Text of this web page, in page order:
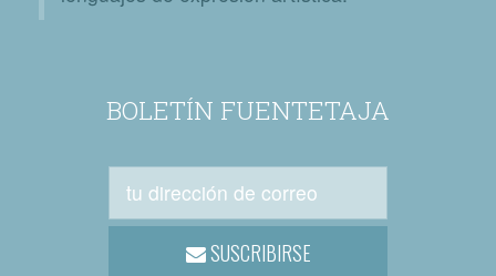
BOLETÍN FUENTETAJA
SUSCRIBIRSE